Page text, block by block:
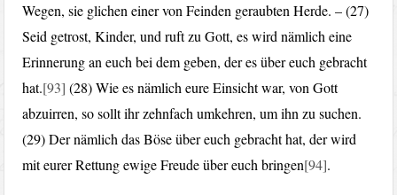
Wegen, sie glichen einer von Feinden geraubten Herde. – (27)
Seid getrost, Kinder, und ruft zu Gott, es wird nämlich eine
Erinnerung an euch bei dem geben, der es über euch gebracht
hat.[93] (28) Wie es nämlich eure Einsicht war, von Gott
abzuirren, so sollt ihr zehnfach umkehren, um ihn zu suchen.
(29) Der nämlich das Böse über euch gebracht hat, der wird
mit eurer Rettung ewige Freude über euch bringen[94].